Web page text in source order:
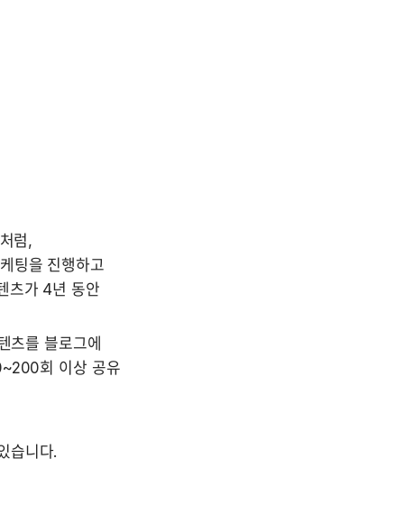
럼,
팅을 진행하고
츠가 4년 동안
츠를 블로그에
회 이상 공유
습니다.